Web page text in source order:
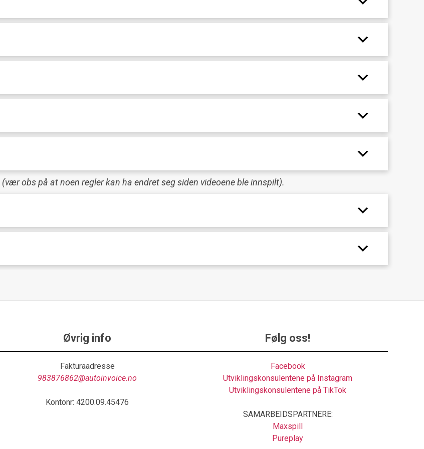
(vær obs på at noen regler kan ha endret seg siden videoene ble innspilt).
Øvrig info
Fakturaadresse
983876862@autoinvoice.no
Kontonr: 4200.09.45476
Følg oss!
Facebook
Utviklingskonsulentene på Instagram
Utviklingskonsulentene på TikTok
SAMARBEIDSPARTNERE:
Maxspill
Pureplay